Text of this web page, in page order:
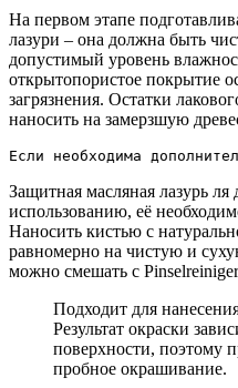
На первом этапе
лазури – она должна быть
допустимый уровень
открытопористое покрытие
загрязнения. Остатки
наносить на замерзшую
Если необходима
Защитная масляная лазурь ля
использованию, её
Наносить кистью с
равномерно на чистую и
можно смешать с
Подходит для
Результат окраски
поверхности, поэтому
пробное окрашивание.